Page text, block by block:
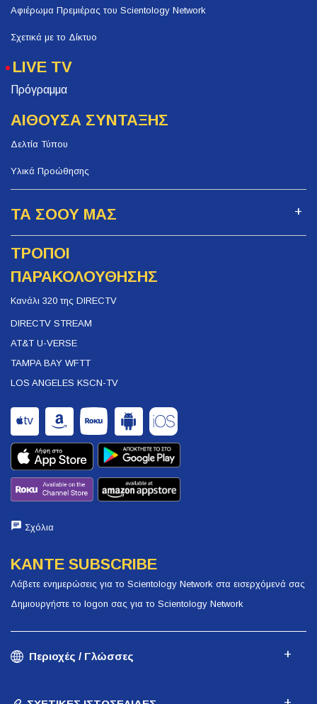
Αφιέρωμα Πρεμιέρας του Scientology Network
Σχετικά με το Δίκτυο
LIVE TV
Πρόγραμμα
ΑΙΘΟΥΣΑ ΣΥΝΤΑΞΗΣ
Δελτία Τύπου
Υλικά Προώθησης
ΤΑ ΣΟΟΥ ΜΑΣ
ΤΡΟΠΟΙ
ΠΑΡΑΚΟΛΟΥΘΗΣΗΣ
Κανάλι 320 της DIRECTV
DIRECTV STREAM
AT&T U-VERSE
TAMPA BAY WFTT
LOS ANGELES KSCN-TV
Σχόλια
ΚΑΝΤΕ SUBSCRIBE
Λάβετε ενημερώσεις για το Scientology Network στα εισερχόμενά σας
Δημιουργήστε το logon σας για το Scientology Network
Περιοχές / Γλώσσες